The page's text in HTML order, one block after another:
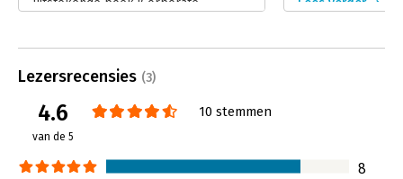
Lezersrecensies (3)
4.6
van de 5
10 stemmen
8